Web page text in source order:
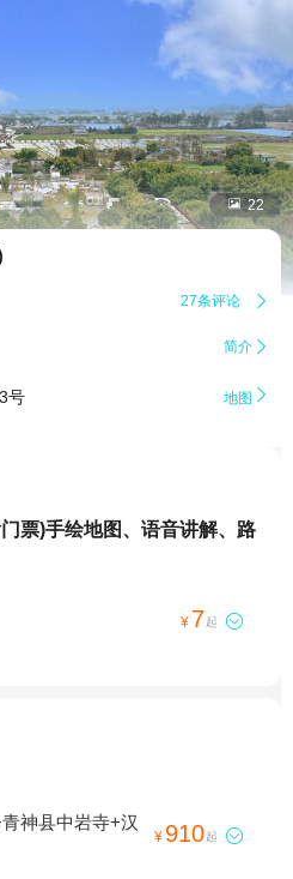
 22
27条评论 
简介 
号 地图 
票)手绘地图、语音讲解、路
¥ 7起 
神县中岩寺+汉
¥ 910起 